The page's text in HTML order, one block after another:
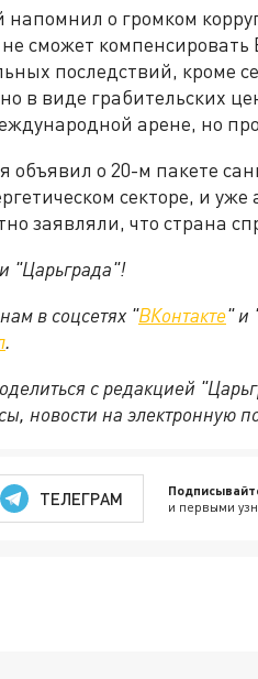
напомнил о громком
сможет
последствий, кроме
в виде грабительских
арене, но
объявил о 20-м пакете
секторе, и
заявляли, что страна
"Царьграда"!
в соцсетях "ВКонтакте" и
.
с редакцией
новости на электронную
ТЕЛЕГРАМ и первыми